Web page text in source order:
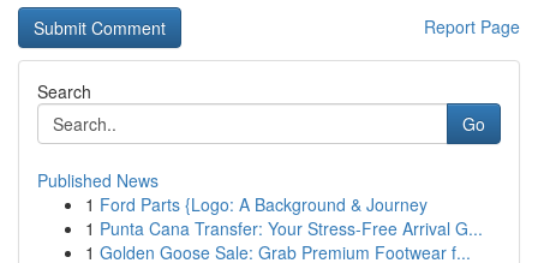
Report Page
Search
Go
Published News
1 Ford Parts {Logo: A Background & Journey
1 Punta Cana Transfer: Your Stress-Free Arrival G...
1 Golden Goose Sale: Grab Premium Footwear f...